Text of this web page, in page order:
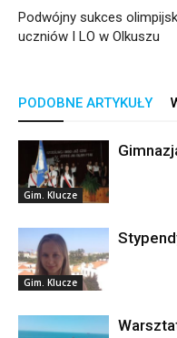
Podwójny sukces
uczniów I LO w Olkuszu
PODOBNE ARTYKUŁY
Gim. Klucze
Gim. Klucze